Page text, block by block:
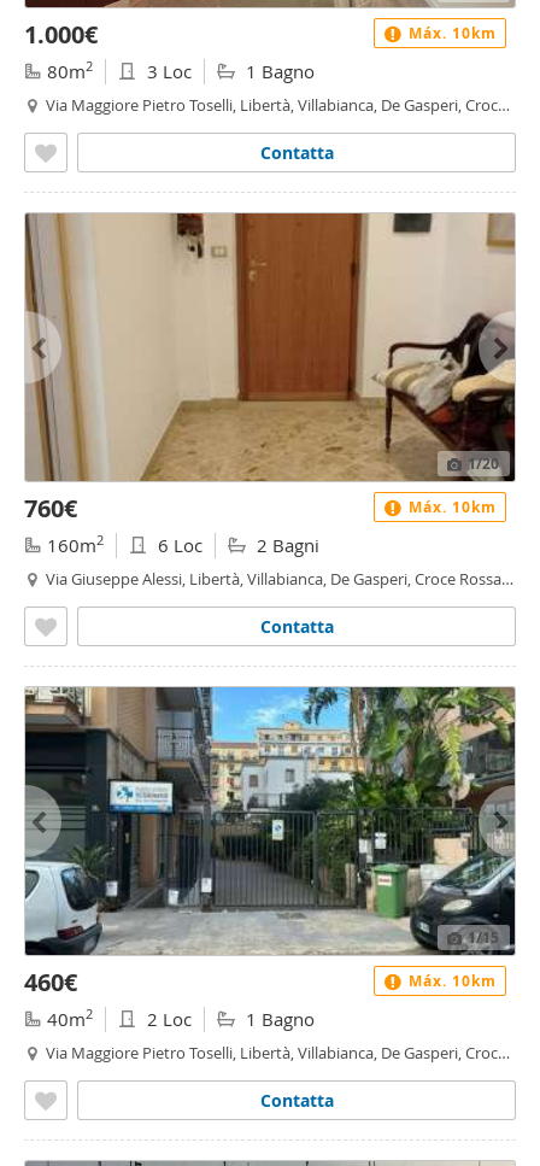
1.000€
80m2 3 Loc 1 Bagno
Via Maggiore Pietro Toselli, Libertà, Villabianca, De Gasperi, Croce
Contatta
Máx. 10km
1/20
760€
160m2 6 Loc 2 Bagni
Via Giuseppe Alessi, Libertà, Villabianca, De Gasperi, Croce Rossa,
Contatta
Máx. 10km
1/15
460€
40m2 2 Loc 1 Bagno
Via Maggiore Pietro Toselli, Libertà, Villabianca, De Gasperi, Croce
Contatta
Máx. 10km